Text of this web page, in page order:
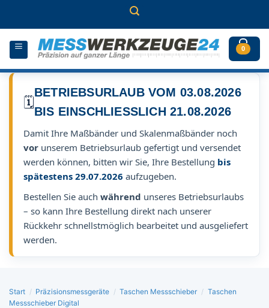
0
🗓️
BETRIEBSURLAUB VOM 03.08.2026
BIS EINSCHLIESSLICH 21.08.2026
Damit Ihre Maßbänder und Skalenmaßbänder noch
vor unserem Betriebsurlaub gefertigt und versendet
werden können, bitten wir Sie, Ihre Bestellung bis
spätestens 29.07.2026 aufzugeben.
Bestellen Sie auch während unseres Betriebsurlaubs
– so kann Ihre Bestellung direkt nach unserer
Rückkehr schnellstmöglich bearbeitet und ausgeliefert
werden.
Start / Präzisionsmessgeräte / Taschen Messschieber / Taschen
Messschieber Digital